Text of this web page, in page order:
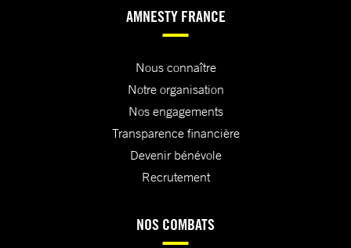
AMNESTY FRANCE
Nous connaître
Notre organisation
Nos engagements
Transparence financière
Devenir bénévole
Recrutement
NOS COMBATS